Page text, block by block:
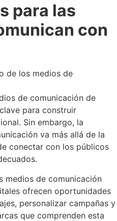
para las
con
de comunicación de
para construir
Sin embargo, la
va más allá de la
conectar con los públicos
medios de comunicación
ofrecen oportunidades
personalizar campañas y
que comprenden esta